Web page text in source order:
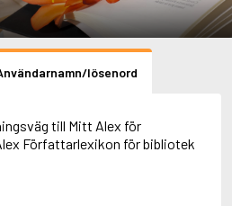
lösenord
till Mitt Alex för
Författarlexikon för bibliotek